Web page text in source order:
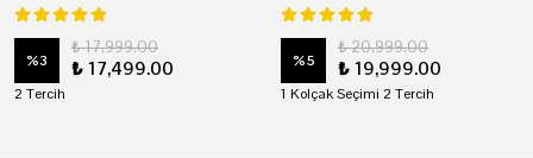
%3
₺ 17,999.00
₺ 17,499.00
2 Tercih
%5
₺ 20,999.00
₺ 19,999.00
1 Kolçak Seçimi 2 Tercih